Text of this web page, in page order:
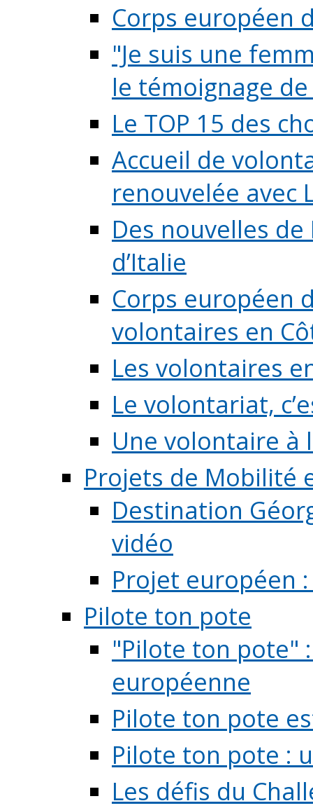
Corps européen
"Je suis une
le témoignage de
Le TOP 15 des
Accueil de
renouvelée avec
Des nouvelles
d’Italie
Corps européen
volontaires en
Les volontaires
Le volontariat,
Une volontaire à
Projets de Mobilité
Destination
vidéo
Projet européen
Pilote ton pote
"Pilote ton pote"
européenne
Pilote ton pote
Pilote ton pote :
Les défis du